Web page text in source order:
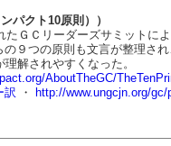
パクト10原則））
たＧＣリーダーズサミットに
９つの原則も文言が整理さ
解されやすくなった。
AboutTheGC/
訳 ・ http://www.ungcjn.org/